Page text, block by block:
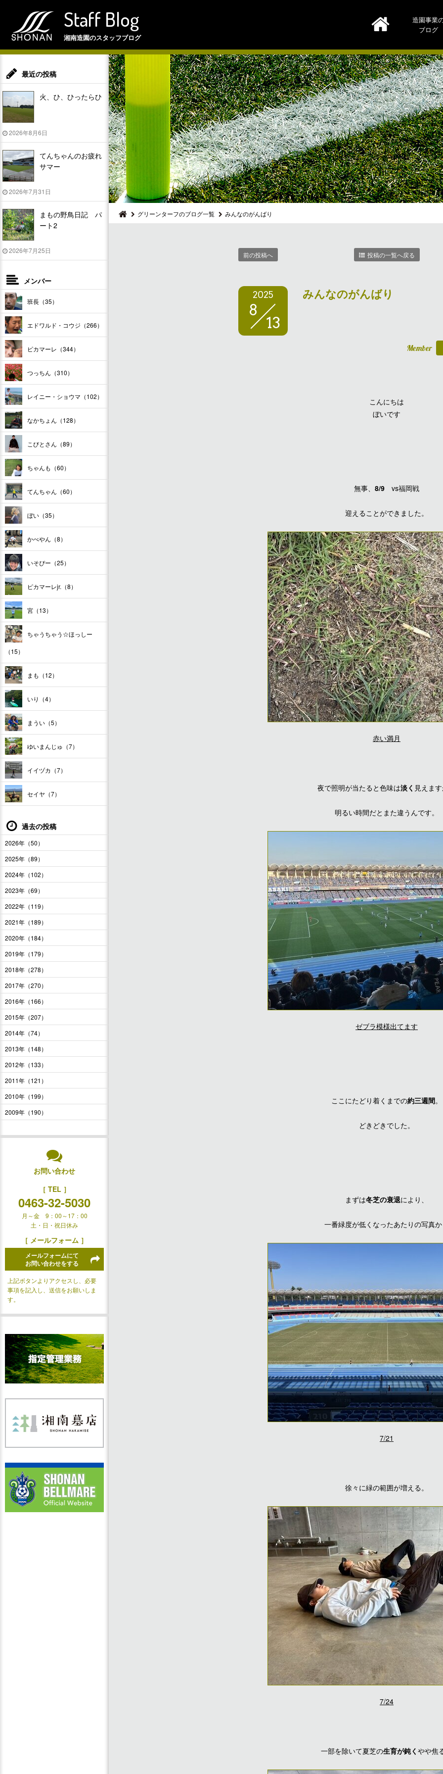
Staff Blog
湘南造園のスタッフブログ
造園事業
ブログ
グリーンターフのブログ一覧 みんなのがんばり
前の投稿へ 投稿の一覧へ戻る
2025
8
13
みんなのがんばり
Member
こんにちは
ぼいです
無事、 8/9 vs福岡戦
迎えることができました。
赤い満月
夜で照明が当たると色味は淡く 見えま
明るい時間だとまた違うんです。
ゼブラ模様出てます
ここにたどり着くまでの約三週間。
どきどきでした。
まずは冬芝の衰退により、
一番緑度が低くなったあたりの写真
7/21
徐々に緑の範囲が増える。
7/24
一部を除いて夏芝の生育が鈍く やや焦
最近の投稿
火、ひ、ひったらひ
2026年8月6日
てんちゃんのお疲れ
サマー
2026年7月31日
まもの野鳥日記 パ
ート2
2026年7月25日
メンバー
班長（35）
エドワルド・コウジ（266）
ピカマーレ（344）
つっちん（310）
レイニー・ショウマ（102）
なかちょん（128）
こびとさん（89）
ちゃんも（60）
てんちゃん（60）
ぼい（35）
かべやん（8）
いそぴー（25）
ピカマーレjr.（8）
宮（13）
ちゃうちゃう☆ほっしー
（15）
まも（12）
いり（4）
まうい（5）
ゆいまんじゅ（7）
イイヅカ（7）
セイヤ（7）
過去の投稿
2026年（50）
2025年（89）
2024年（102）
2023年（69）
2022年（119）
2021年（189）
2020年（184）
2019年（179）
2018年（278）
2017年（270）
2016年（166）
2015年（207）
2014年（74）
2013年（148）
2012年（133）
2011年（121）
2010年（199）
2009年（190）
お問い合わせ
［ TEL ］
0463-32-5030
月～金 9：00～17：00
土・日・祝日休み
［ メールフォーム ］
メールフォームにて
お問い合わせをする
上記ボタンよりアクセスし、必要
事項を記入し、送信をお願いしま
す。